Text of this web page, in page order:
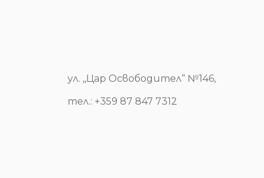
ул. ,,Цар Освободител“ №146,
тел.: +359 87 847 7312